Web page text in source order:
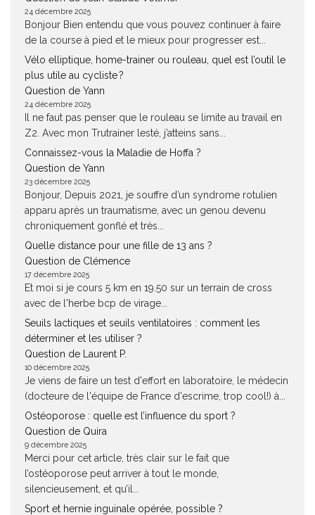
24 décembre 2025
Bonjour Bien entendu que vous pouvez continuer à faire
de la course à pied et le mieux pour progresser est...
Vélo elliptique, home-trainer ou rouleau, quel est l’outil le
plus utile au cycliste ?
Question de Yann
24 décembre 2025
Il ne faut pas penser que le rouleau se limite au travail en
Z2. Avec mon Trutrainer lesté, j’atteins sans...
Connaissez-vous la Maladie de Hoffa ?
Question de Yann
23 décembre 2025
Bonjour, Depuis 2021, je souffre d’un syndrome rotulien
apparu après un traumatisme, avec un genou devenu
chroniquement gonflé et très...
Quelle distance pour une fille de 13 ans ?
Question de Clémence
17 décembre 2025
Et moi si je cours 5 km en 19.50 sur un terrain de cross
avec de l'herbe bcp de virage...
Seuils lactiques et seuils ventilatoires : comment les
déterminer et les utiliser ?
Question de Laurent P.
10 décembre 2025
Je viens de faire un test d'effort en laboratoire, le médecin
(docteure de l'équipe de France d'escrime, trop cool!) à...
Ostéoporose : quelle est l’influence du sport ?
Question de Quira
9 décembre 2025
Merci pour cet article, très clair sur le fait que
l’ostéoporose peut arriver à tout le monde,
silencieusement, et qu’il...
Sport et hernie inguinale opérée, possible ?